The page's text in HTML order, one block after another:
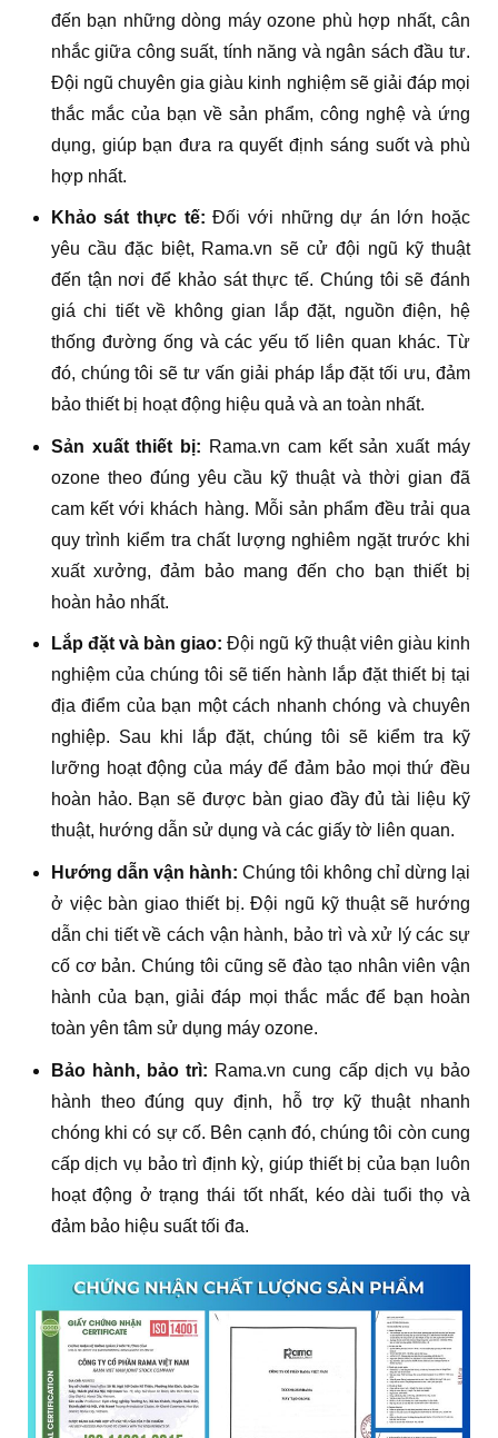
đến bạn những dòng máy ozone phù hợp nhất, cân
nhắc giữa công suất, tính năng và ngân sách đầu tư.
Đội ngũ chuyên gia giàu kinh nghiệm sẽ giải đáp mọi
thắc mắc của bạn về sản phẩm, công nghệ và ứng
dụng, giúp bạn đưa ra quyết định sáng suốt và phù
hợp nhất.
Khảo sát thực tế:Đối với những dự án lớn hoặc
yêu cầu đặc biệt, Rama.vn sẽ cử đội ngũ kỹ thuật
đến tận nơi để khảo sát thực tế. Chúng tôi sẽ đánh
giá chi tiết về không gian lắp đặt, nguồn điện, hệ
thống đường ống và các yếu tố liên quan khác. Từ
đó, chúng tôi sẽ tư vấn giải pháp lắp đặt tối ưu, đảm
bảo thiết bị hoạt động hiệu quả và an toàn nhất.
Sản xuất thiết bị: Rama.vn cam kết sản xuất máy
ozone theo đúng yêu cầu kỹ thuật và thời gian đã
cam kết với khách hàng. Mỗi sản phẩm đều trải qua
quy trình kiểm tra chất lượng nghiêm ngặt trước khi
xuất xưởng, đảm bảo mang đến cho bạn thiết bị
hoàn hảo nhất.
Lắp đặt và bàn giao:Đội ngũ kỹ thuật viên giàu kinh
nghiệm của chúng tôi sẽ tiến hành lắp đặt thiết bị tại
địa điểm của bạn một cách nhanh chóng và chuyên
nghiệp. Sau khi lắp đặt, chúng tôi sẽ kiểm tra kỹ
lưỡng hoạt động của máy để đảm bảo mọi thứ đều
hoàn hảo. Bạn sẽ được bàn giao đầy đủ tài liệu kỹ
thuật, hướng dẫn sử dụng và các giấy tờ liên quan.
Hướng dẫn vận hành: Chúng tôi không chỉ dừng lại
ở việc bàn giao thiết bị. Đội ngũ kỹ thuật sẽ hướng
dẫn chi tiết về cách vận hành, bảo trì và xử lý các sự
cố cơ bản. Chúng tôi cũng sẽ đào tạo nhân viên vận
hành của bạn, giải đáp mọi thắc mắc để bạn hoàn
toàn yên tâm sử dụng máy ozone.
Bảo hành, bảo trì: Rama.vn cung cấp dịch vụ bảo
hành theo đúng quy định, hỗ trợ kỹ thuật nhanh
chóng khi có sự cố. Bên cạnh đó, chúng tôi còn cung
cấp dịch vụ bảo trì định kỳ, giúp thiết bị của bạn luôn
hoạt động ở trạng thái tốt nhất, kéo dài tuổi thọ và
đảm bảo hiệu suất tối đa.